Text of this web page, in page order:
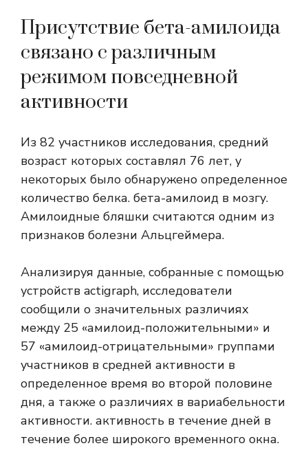
Присутствие бета-амилоида
связано с различным
режимом повседневной
активности
Из 82 участников исследования, средний
возраст которых составлял 76 лет, у
некоторых было обнаружено определенное
количество белка. бета-амилоид в мозгу.
Амилоидные бляшки считаются одним из
признаков болезни Альцгеймера.
Анализируя данные, собранные с помощью
устройств actigraph, исследователи
сообщили о значительных различиях
между 25 «амилоид-положительными» и
57 «амилоид-отрицательными» группами
участников в средней активности в
определенное время во второй половине
дня, а также о различиях в вариабельности
активности. активность в течение дней в
течение более широкого временного окна.